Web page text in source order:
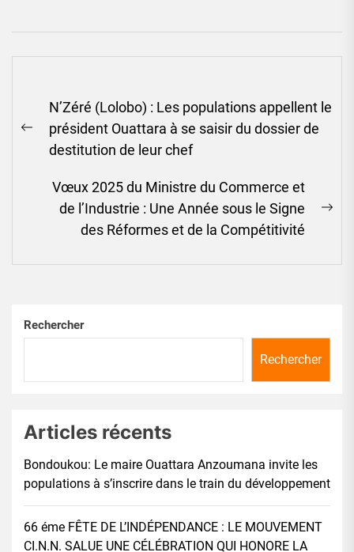
de
l’article
Previous
post:
N’Zéré (Lolobo) : Les populations appellent le
président Ouattara à se saisir du dossier de
destitution de leur chef
Vœux 2025 du Ministre du Commerce et
de l’Industrie : Une Année sous le Signe
des Réformes et de la Compétitivité
Rechercher
Rechercher
Articles récents
Bondoukou: Le maire Ouattara Anzoumana invite les
populations à s’inscrire dans le train du développement
66 éme FÊTE DE L’INDÉPENDANCE : LE MOUVEMENT
CI.N.N. SALUE UNE CÉLÉBRATION QUI HONORE LA